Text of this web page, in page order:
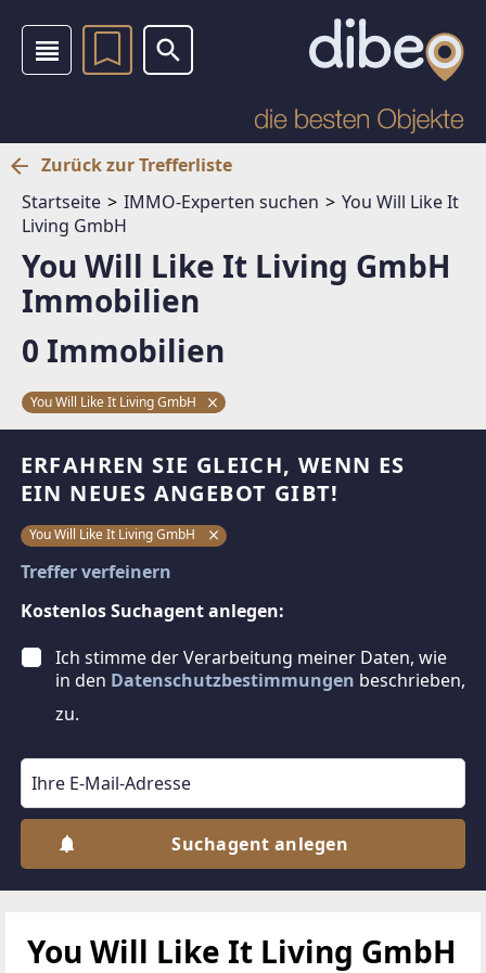
Zurück zur Trefferliste
Startseite
IMMO-Experten suchen
You Will Like It
Living GmbH
You Will Like It Living GmbH
Immobilien
0 Immobilien
You Will Like It Living GmbH
ERFAHREN SIE GLEICH, WENN ES
EIN NEUES ANGEBOT GIBT!
You Will Like It Living GmbH
Treffer verfeinern
Kostenlos Suchagent anlegen:
Ich stimme der Verarbeitung meiner Daten, wie
in den Datenschutzbestimmungen beschrieben,
zu.
Suchagent anlegen
You Will Like It Living GmbH